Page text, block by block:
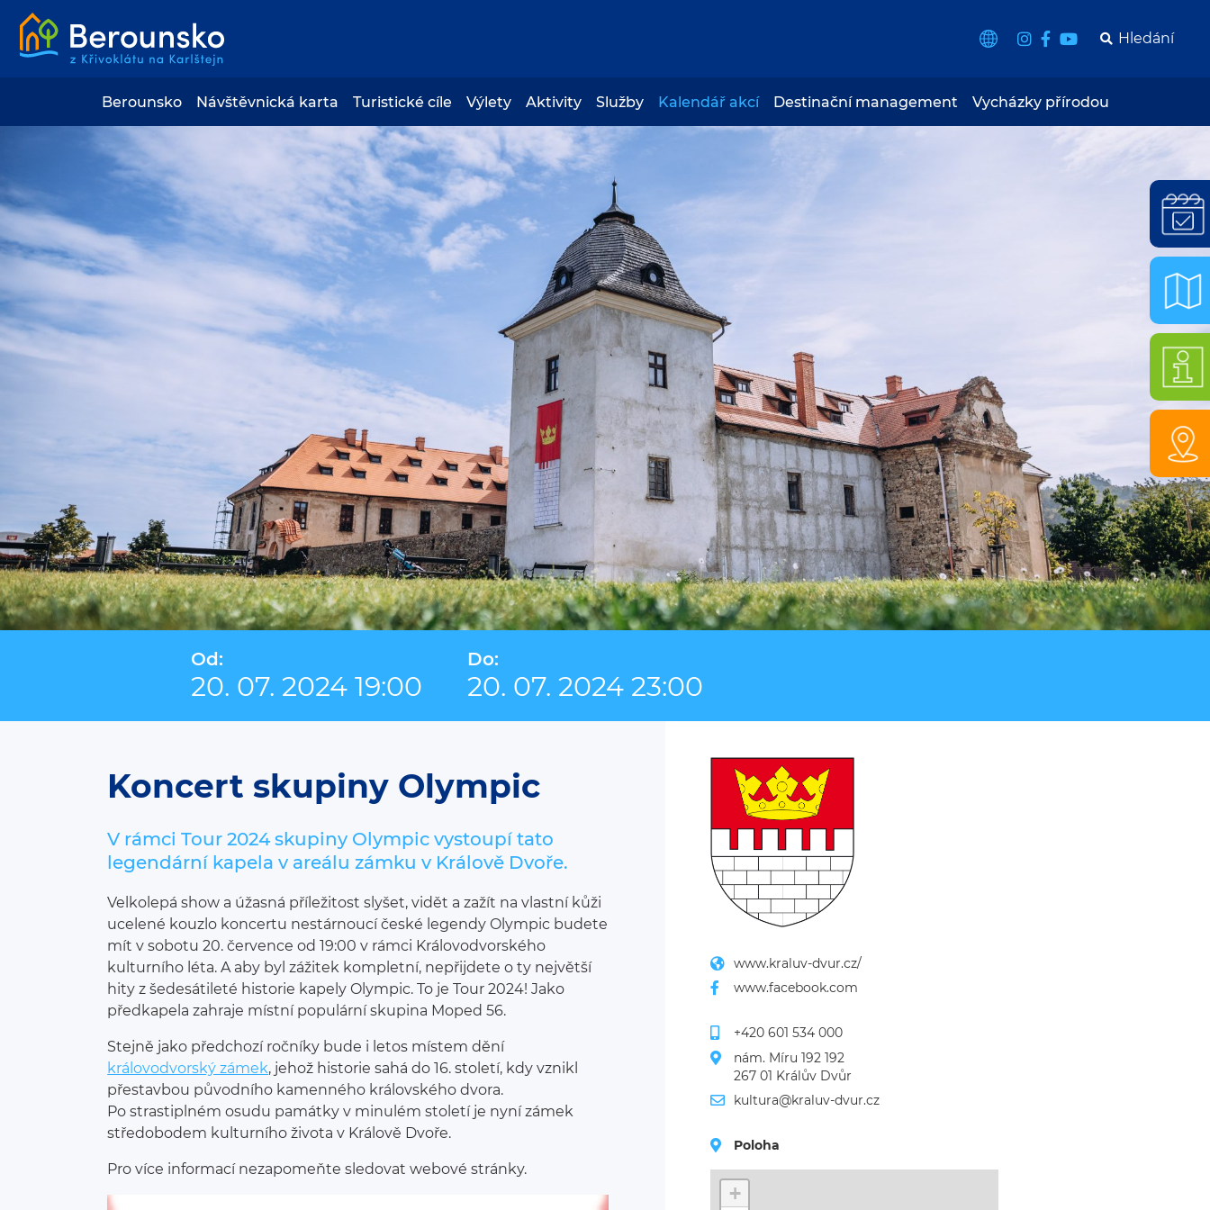
Berounsko Návštěvnická karta Turistické cíle Výlety Aktivity Služby Kalendář akcí Destinační management Vycházky přírodou
Od:
20. 07. 2024 19:00
Do:
20. 07. 2024 23:00
Koncert skupiny Olympic
V rámci Tour 2024 skupiny Olympic vystoupí tato
legendární kapela v areálu zámku v Králově Dvoře.
Velkolepá show a úžasná příležitost slyšet, vidět a zažít na vlastní kůži
ucelené kouzlo koncertu nestárnoucí české legendy Olympic budete
mít v sobotu 20. července od 19:00 v rámci Královodvorského
kulturního léta. A aby byl zážitek kompletní, nepřijdete o ty největší
hity z šedesátileté historie kapely Olympic. To je Tour 2024! Jako
předkapela zahraje místní populární skupina Moped 56.
Stejně jako předchozí ročníky bude i letos místem dění
královodvorský zámek, jehož historie sahá do 16. století, kdy vznikl
přestavbou původního kamenného královského dvora.
Po strastiplném osudu památky v minulém století je nyní zámek
středobodem kulturního života v Králově Dvoře.
Pro více informací nezapomeňte sledovat webové stránky.
www.kraluv-dvur.cz/
www.facebook.com
+420 601 534 000
nám. Míru 192 192
267 01 Králův Dvůr
kultura@kraluv-dvur.cz
Poloha
+